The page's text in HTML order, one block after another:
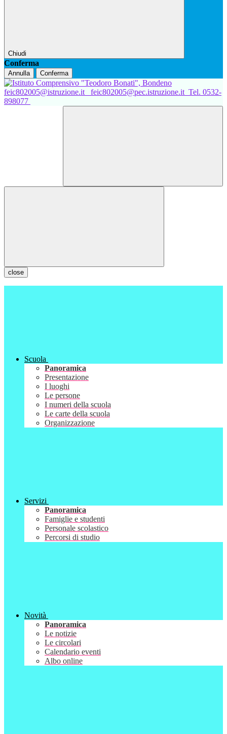
Chiudi
Conferma
Annulla Conferma
feic802005@istruzione.it feic802005@pec.istruzione.it Tel. 0532-
898077
close
Scuola
Panoramica
Presentazione
I luoghi
Le persone
I numeri della scuola
Le carte della scuola
Organizzazione
Servizi
Panoramica
Famiglie e studenti
Personale scolastico
Percorsi di studio
Novità
Panoramica
Le notizie
Le circolari
Calendario eventi
Albo online